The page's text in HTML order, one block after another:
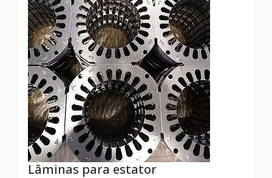
Lâminas para estator